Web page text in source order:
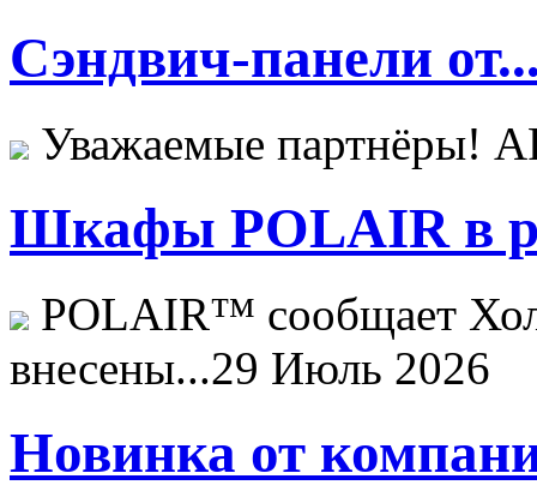
Сэндвич-панели
Уважаемые
Шкафы POLAIR в
POLAIR™ сообщает
внесены...29 Июль 2026
Новинка от